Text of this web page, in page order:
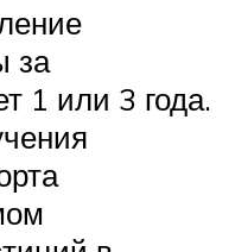
за
1 или 3 года.